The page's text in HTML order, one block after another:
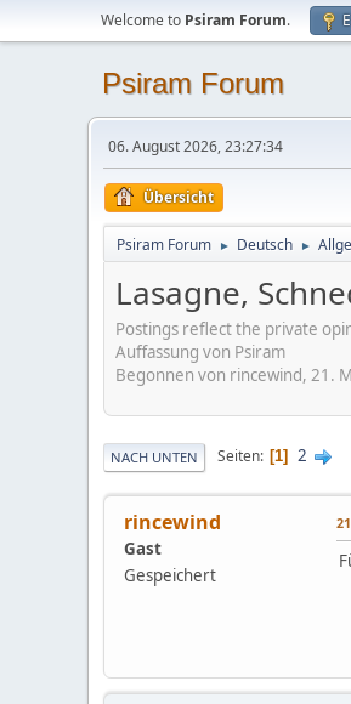
Welcome to Psiram Forum.
Psiram Forum
06. August 2026, 23:27:34
Übersicht
Psiram Forum ► Deutsch ►
Lasagne,
Postings reflect the private
Auffassung von Psiram
Begonnen von rincewind, 21.
NACH UNTEN Seiten 1 2
rincewind
Gast
Gespeichert